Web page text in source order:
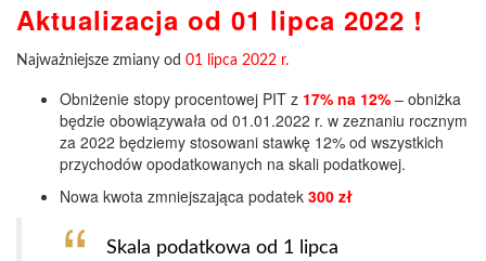
Aktualizacja od 01 lipca 2022 !
Najważniejsze zmiany od 01 lipca 2022 r.
Obniżenie stopy procentowej PIT z 17% na 12% – obniżka
będzie obowiązywała od 01.01.2022 r. w zeznaniu rocznym
za 2022 będziemy stosowani stawkę 12% od wszystkich
przychodów opodatkowanych na skali podatkowej.
Nowa kwota zmniejszająca podatek 300 zł
Skala podatkowa od 1 lipca